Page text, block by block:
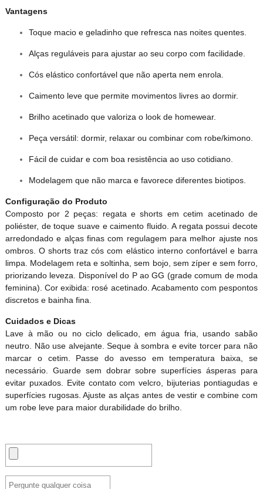
Vantagens
Toque macio e geladinho que refresca nas noites quentes.
Alças reguláveis para ajustar ao seu corpo com facilidade.
Cós elástico confortável que não aperta nem enrola.
Caimento leve que permite movimentos livres ao dormir.
Brilho acetinado que valoriza o look de homewear.
Peça versátil: dormir, relaxar ou combinar com robe/kimono.
Fácil de cuidar e com boa resistência ao uso cotidiano.
Modelagem que não marca e favorece diferentes biotipos.
Configuração do Produto
Composto por 2 peças: regata e shorts em cetim acetinado de
poliéster, de toque suave e caimento fluido. A regata possui decote
arredondado e alças finas com regulagem para melhor ajuste nos
ombros. O shorts traz cós com elástico interno confortável e barra
limpa. Modelagem reta e soltinha, sem bojo, sem zíper e sem forro,
priorizando leveza. Disponível do P ao GG (grade comum de moda
feminina). Cor exibida: rosé acetinado. Acabamento com pespontos
discretos e bainha fina.
Cuidados e Dicas
Lave à mão ou no ciclo delicado, em água fria, usando sabão
neutro. Não use alvejante. Seque à sombra e evite torcer para não
marcar o cetim. Passe do avesso em temperatura baixa, se
necessário. Guarde sem dobrar sobre superfícies ásperas para
evitar puxados. Evite contato com velcro, bijuterias pontiagudas e
superfícies rugosas. Ajuste as alças antes de vestir e combine com
um robe leve para maior durabilidade do brilho.